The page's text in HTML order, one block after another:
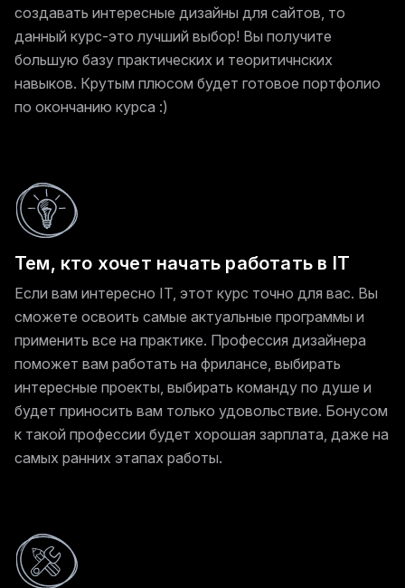
создавать интересные дизайны для сайтов, то
данный курс-это лучший выбор! Вы получите
большую базу практических и теоритичнских
навыков. Крутым плюсом будет готовое портфолио
по окончанию курса :)
Тем, кто хочет начать работать в IT
Если вам интересно IT, этот курс точно для вас. Вы
сможете освоить самые актуальные программы и
применить все на практике. Профессия дизайнера
поможет вам работать на фрилансе, выбирать
интересные проекты, выбирать команду по душе и
будет приносить вам только удовольствие. Бонусом
к такой профессии будет хорошая зарплата, даже на
самых ранних этапах работы.